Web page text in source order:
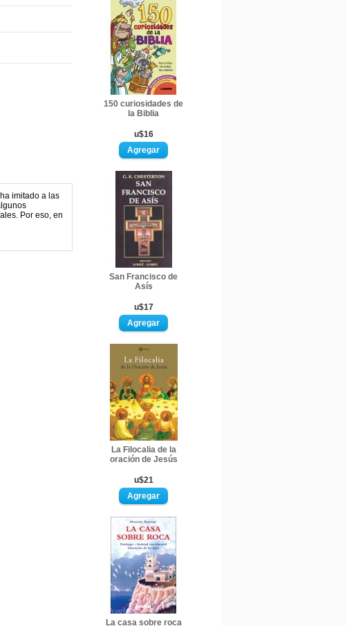
150 curiosidades de
la Biblia
u$16
San Francisco de
Asís
u$17
La Filocalia de la
oración de Jesús
u$21
La casa sobre roca
imitado a las
Por eso, en